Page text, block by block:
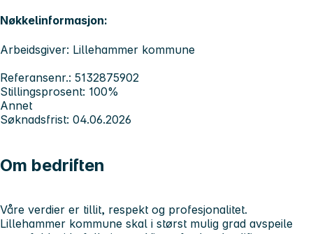
Nøkkelinformasjon:
Arbeidsgiver: Lillehammer kommune
Referansenr.: 5132875902
Stillingsprosent: 100%
Annet
Søknadsfrist: 04.06.2026
Om bedriften
Våre verdier er tillit, respekt og profesjonalitet.
Lillehammer kommune skal i størst mulig grad avspeile